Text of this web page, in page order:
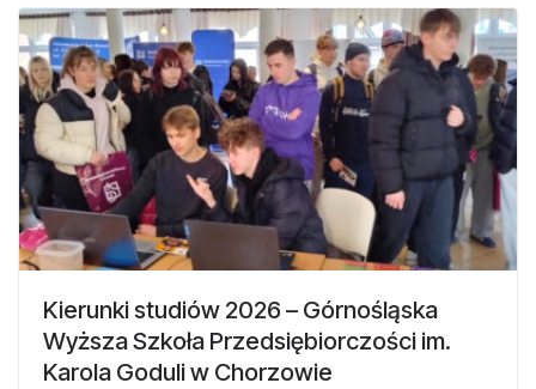
Kierunki studiów 2026 – Górnośląska
Wyższa Szkoła Przedsiębiorczości im.
Karola Goduli w Chorzowie